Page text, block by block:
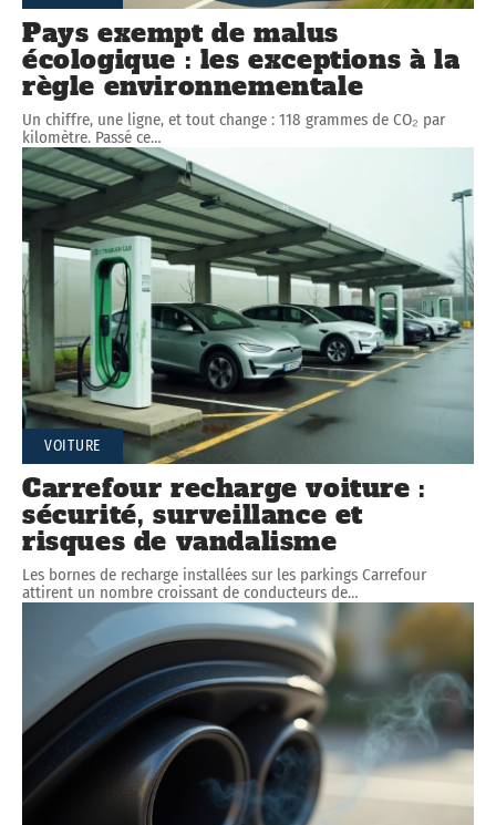
Pays exempt de malus
écologique : les exceptions à la
règle environnementale
Un chiffre, une ligne, et tout change : 118 grammes de CO₂ par
kilomètre. Passé ce…
VOITURE
Carrefour recharge voiture :
sécurité, surveillance et
risques de vandalisme
Les bornes de recharge installées sur les parkings Carrefour
attirent un nombre croissant de conducteurs de…